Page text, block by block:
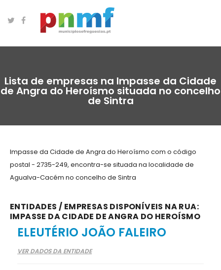
Lista de empresas na Impasse da Cidade
de Angra do Heroísmo situada no concelho
de Sintra
Impasse da Cidade de Angra do Heroísmo com o código
postal - 2735-249, encontra-se situada na localidade de
Agualva-Cacém no concelho de Sintra
ENTIDADES / EMPRESAS DISPONÍVEIS NA RUA:
IMPASSE DA CIDADE DE ANGRA DO HEROÍSMO
ELEUTÉRIO JOÃO FALEIRO
VER DADOS DA ENTIDADE